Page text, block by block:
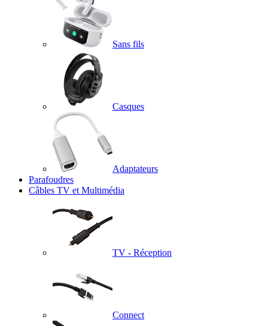
Sans fils
Casques
Adaptateurs
Parafoudres
Câbles TV et Multimédia
TV - Réception
Connect